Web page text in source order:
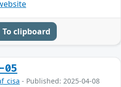
To clipboard
05
- Published: 2025-04-08